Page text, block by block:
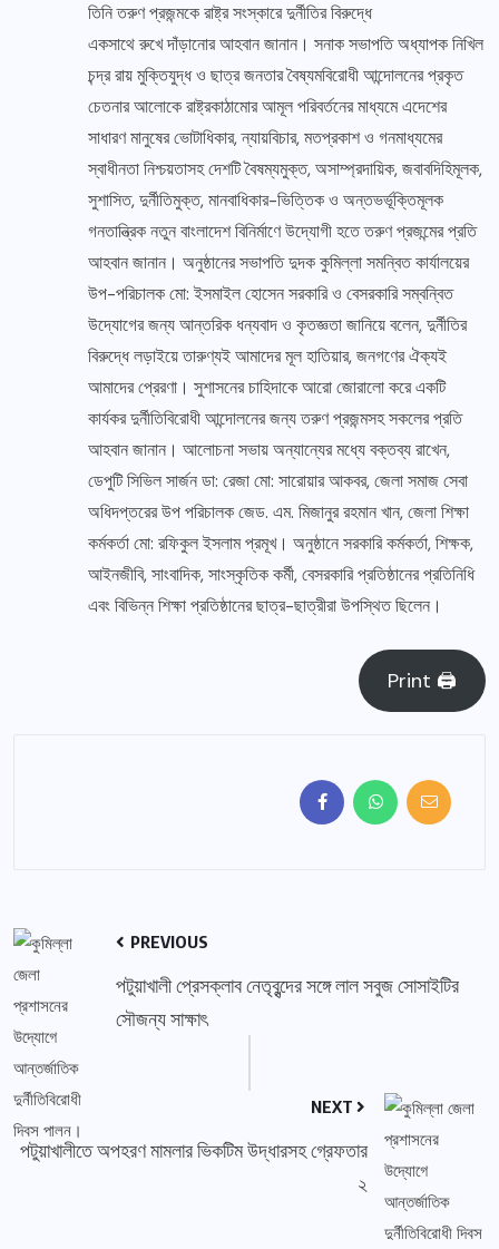
তিনি তরুণ প্রজন্মকে রাষ্ট্র সংস্কারে দুর্নীতির বিরুদ্ধে
একসাথে রুখে দাঁড়ানোর আহবান জানান। সনাক সভাপতি অধ্যাপক নিখিল
চন্দ্র রায় মুক্তিযুদ্ধ ও ছাত্র জনতার বৈষ্যমবিরোধী আন্দোলনের প্রকৃত
চেতনার আলোকে রাষ্ট্রকাঠামোর আমূল পরিবর্তনের মাধ্যমে এদেশের
সাধারণ মানুষের ভোটাধিকার, ন্যায়বিচার, মতপ্রকাশ ও গনমাধ্যমের
স্বাধীনতা নিশ্চয়তাসহ দেশটি বৈষম্যমুক্ত, অসাম্প্রদায়িক, জবাবদিহিমূলক,
সুশাসিত, দুর্নীতিমুক্ত, মানবাধিকার-ভিত্তিক ও অন্তভর্ভূক্তিমূলক
গনতান্ত্রিক নতুন বাংলাদেশ বিনির্মাণে উদ্যোগী হতে তরুণ প্রজন্মের প্রতি
আহবান জানান। অনুষ্ঠানের সভাপতি দুদক কুমিল্লা সমন্বিত কার্যালয়ের
উপ-পরিচালক মো: ইসমাইল হোসেন সরকারি ও বেসরকারি সম্বন্বিত
উদ্যোগের জন্য আন্তরিক ধন্যবাদ ও কৃতজ্ঞতা জানিয়ে বলেন, দুর্নীতির
বিরুদ্ধে লড়াইয়ে তারুণ্যই আমাদের মূল হাতিয়ার, জনগণের ঐক্যই
আমাদের প্রেরণা। সুশাসনের চাহিদাকে আরো জোরালো করে একটি
কার্যকর দুর্নীতিবিরোধী আন্দোলনের জন্য তরুণ প্রজন্মসহ সকলের প্রতি
আহবান জানান। আলোচনা সভায় অন্যান্যের মধ্যে বক্তব্য রাখেন,
ডেপুটি সিভিল সার্জন ডা: রেজা মো: সারোয়ার আকবর, জেলা সমাজ সেবা
অধিদপ্তরের উপ পরিচালক জেড. এম. মিজানুর রহমান খান, জেলা শিক্ষা
কর্মকর্তা মো: রফিকুল ইসলাম প্রমূখ। অনুষ্ঠানে সরকারি কর্মকর্তা, শিক্ষক,
আইনজীবি, সাংবাদিক, সাংস্কৃতিক কর্মী, বেসরকারি প্রতিষ্ঠানের প্রতিনিধি
এবং বিভিন্ন শিক্ষা প্রতিষ্ঠানের ছাত্র-ছাত্রীরা উপস্থিত ছিলেন।
Print 🖨
PREVIOUS
পটুয়াখালী প্রেসক্লাব নেতৃবৃন্দের সঙ্গে লাল সবুজ সোসাইটির
সৌজন্য সাক্ষাৎ
NEXT
পটুয়াখালীতে অপহরণ মামলার ভিকটিম উদ্ধারসহ গ্রেফতার
২